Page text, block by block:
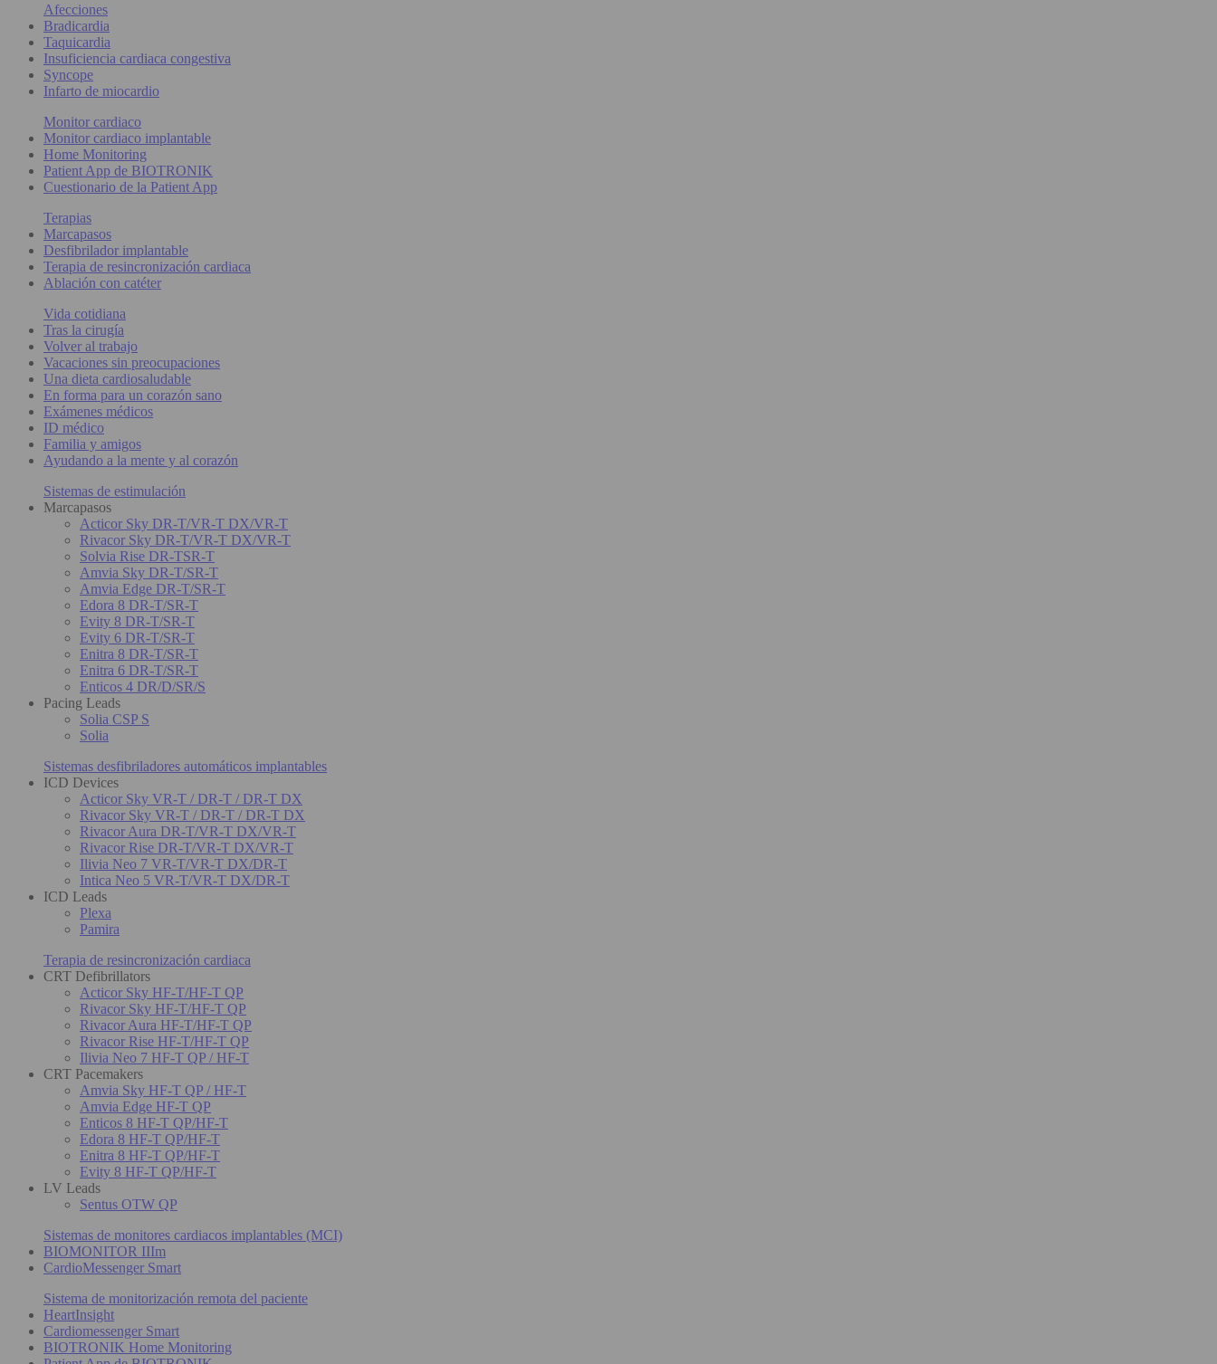
Afecciones
Bradicardia
Taquicardia
Insuficiencia cardiaca congestiva
Syncope
Infarto de miocardio
Monitor cardiaco
Monitor cardiaco implantable
Home Monitoring
Patient App de BIOTRONIK
Cuestionario de la Patient App
Terapias
Marcapasos
Desfibrilador implantable
Terapia de resincronización cardiaca
Ablación con catéter
Vida cotidiana
Tras la cirugía
Volver al trabajo
Vacaciones sin preocupaciones
Una dieta cardiosaludable
En forma para un corazón sano
Exámenes médicos
ID médico
Familia y amigos
Ayudando a la mente y al corazón
Sistemas de estimulación
Marcapasos
Acticor Sky DR-T/VR-T DX/VR-T
Rivacor Sky DR-T/VR-T DX/VR-T
Solvia Rise DR-TSR-T
Amvia Sky DR-T/SR-T
Amvia Edge DR-T/SR-T
Edora 8 DR-T/SR-T
Evity 8 DR-T/SR-T
Evity 6 DR-T/SR-T
Enitra 8 DR-T/SR-T
Enitra 6 DR-T/SR-T
Enticos 4 DR/D/SR/S
Pacing Leads
Solia CSP S
Solia
Sistemas desfibriladores automáticos implantables
ICD Devices
Acticor Sky VR-T / DR-T / DR-T DX
Rivacor Sky VR-T / DR-T / DR-T DX
Rivacor Aura DR-T/VR-T DX/VR-T
Rivacor Rise DR-T/VR-T DX/VR-T
Ilivia Neo 7 VR-T/VR-T DX/DR-T
Intica Neo 5 VR-T/VR-T DX/DR-T
ICD Leads
Plexa
Pamira
Terapia de resincronización cardiaca
CRT Defibrillators
Acticor Sky HF-T/HF-T QP
Rivacor Sky HF-T/HF-T QP
Rivacor Aura HF-T/HF-T QP
Rivacor Rise HF-T/HF-T QP
Ilivia Neo 7 HF-T QP / HF-T
CRT Pacemakers
Amvia Sky HF-T QP / HF-T
Amvia Edge HF-T QP
Enticos 8 HF-T QP/HF-T
Edora 8 HF-T QP/HF-T
Enitra 8 HF-T QP/HF-T
Evity 8 HF-T QP/HF-T
LV Leads
Sentus OTW QP
Sistemas de monitores cardiacos implantables (MCI)
BIOMONITOR IIIm
CardioMessenger Smart
Sistema de monitorización remota del paciente
HeartInsight
Cardiomessenger Smart
BIOTRONIK Home Monitoring